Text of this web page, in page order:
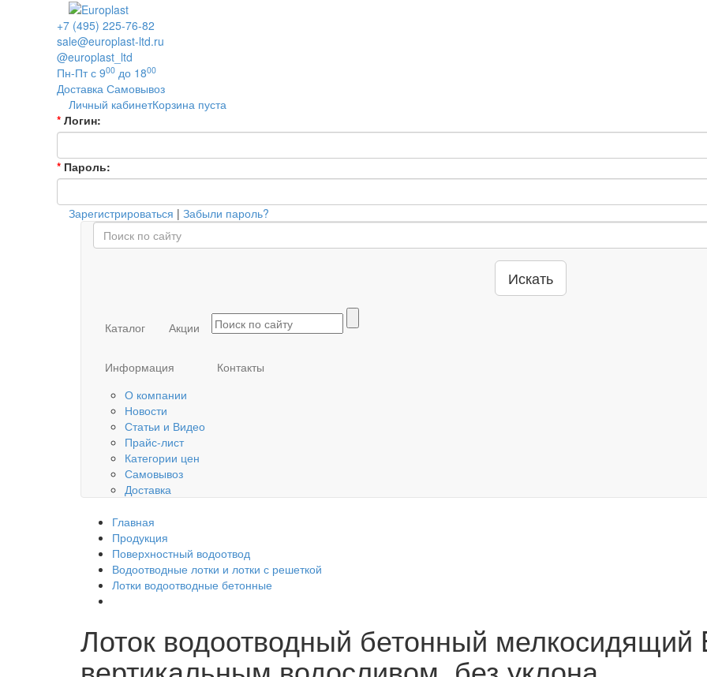
+7 (495) 225-76-82
sale@europlast-ltd.ru
@europlast_ltd
Пн-Пт с 900 до 1800
Доставка Самовывоз
Личный кабинетКорзина пуста
* Логин:
* Пароль:
Зарегистрироваться | Забыли пароль?
Искать
Каталог Акции
Информация
О компании
Новости
Статьи и Видео
Прайс-лист
Категории цен
Самовывоз
Доставка
Контакты
Главная
Продукция
Поверхностный водоотвод
Водоотводные лотки и лотки с решеткой
Лотки водоотводные бетонные
Лоток водоотводный бетонный